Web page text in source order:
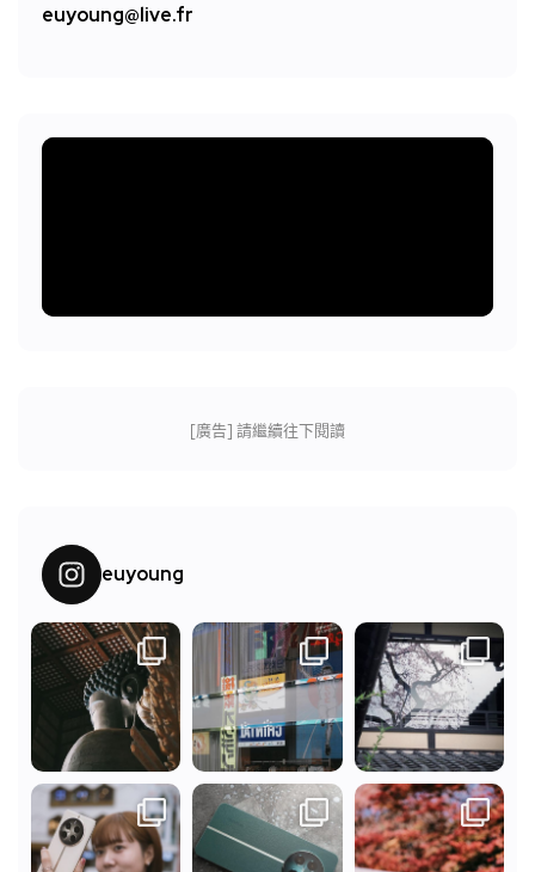
euyoung@live.fr
[廣告] 請繼續往下閱讀
euyoung